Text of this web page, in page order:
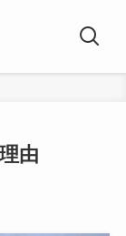
由